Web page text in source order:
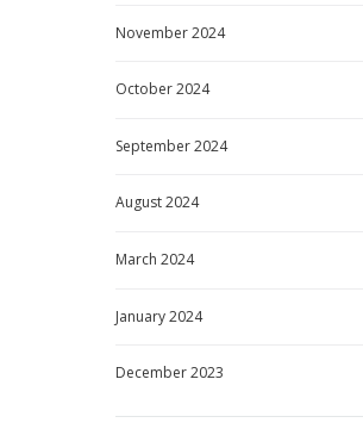
November2024
October2024
September2024
August2024
March 2024
January2024
December2023